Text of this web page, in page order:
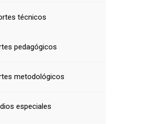
técnicos
pedagógicos
metodológicos
especiales